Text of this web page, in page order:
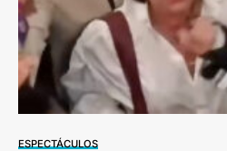
ESPECTÁCULOS